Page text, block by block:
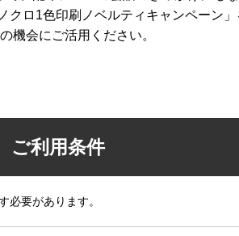
クロ1色印刷ノベルティキャンペーン」
機会にご活用ください。
ご利用条件
必要があります。